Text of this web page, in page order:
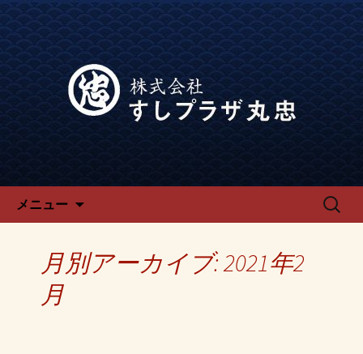
宴会、飲み会なら回転寿司「で
らうま」のブログ
宴会、飲み会なら回転寿司「でらう
ま」の公式ブログです。
メニュー
検
月別アーカイブ: 2021年2
月